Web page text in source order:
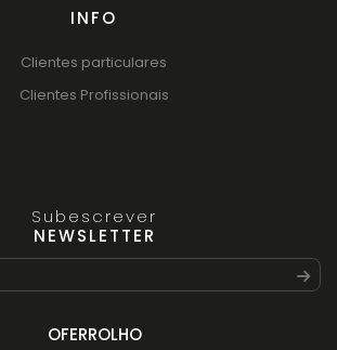
INFO
Clientes particulares
Clientes Profissionais
Subescrever
NEWSLETTER
OFERROLHO